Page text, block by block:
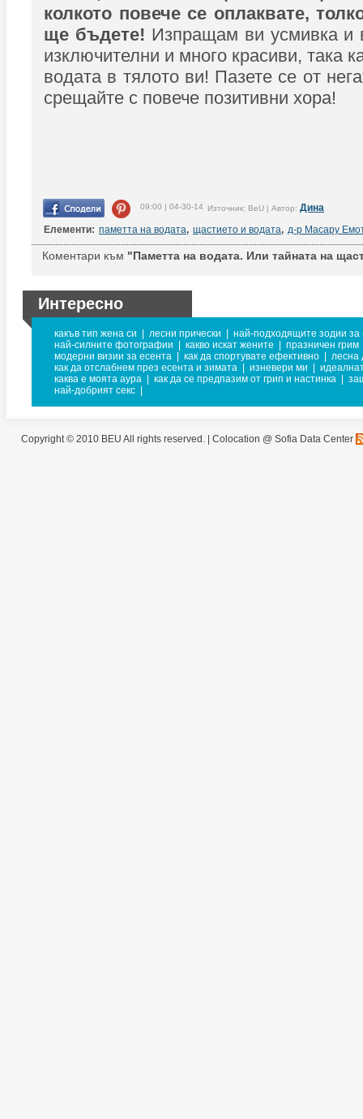
колкото повече се оплаквате,
ще бъдете! Изпращам ви усмивка и
изключителни и много красиви, така
водата в тялото ви! Пазете се от
срещайте с повече позитивни хора!
09:00 | 04-30-14 Източник: BeU | Автор: Дина
Елементи: паметта на водата, щастието и водата, д-р Масару
Коментари към "Паметта на водата. Или тайната на
Интересно
какъв тип жена си лесни прически
най-подходящите зодии за
най-силните фотографии
какво искат жените
празничен грим
модерни визии за есента
как да спортувате ефективно
лесна
как да отслабнем през есента и зимата
изневери ми
каква е моята аура
как да се предпазим от грип и настинка
най-добрият секс
Copyright © 2010 BEU All rights reserved. | Colocation @ Sofia Data Center